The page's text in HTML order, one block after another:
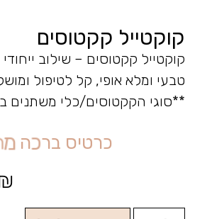
קוקטייל קקטוסים
קוקטייל קקטוסים – שילוב
טבעי ומלא אופי, קל לטיפול
**סוגי הקקטוסים/כלי משתנים
כרטיס ברכה מ